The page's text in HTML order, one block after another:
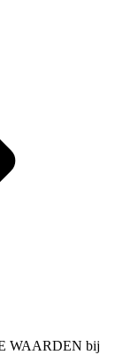
WAARDEN bij